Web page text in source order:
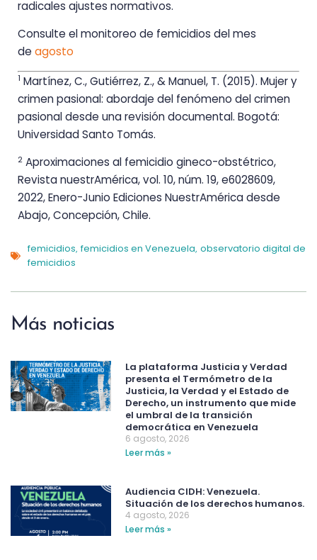
radicales ajustes normativos.
Consulte el monitoreo de femicidios del mes
de agosto
1 Martínez, C., Gutiérrez, Z., & Manuel, T. (2015). Mujer y
crimen pasional: abordaje del fenómeno del crimen
pasional desde una revisión documental. Bogotá:
Universidad Santo Tomás.
2 Aproximaciones al femicidio gineco-obstétrico,
Revista nuestrAmérica, vol. 10, núm. 19, e6028609,
2022, Enero-Junio Ediciones NuestrAmérica desde
Abajo, Concepción, Chile.
femicidios,femicidios en Venezuela, observatorio digital de
femicidios
Más noticias
La plataforma Justicia y Verdad
presenta el Termómetro de la
Justicia, la Verdad y el Estado de
Derecho, un instrumento que mide
el umbral de la transición
democrática en Venezuela
6 agosto, 2026
Leer más »
Audiencia CIDH: Venezuela.
Situación de los derechos humanos.
4 agosto, 2026
Leer más »